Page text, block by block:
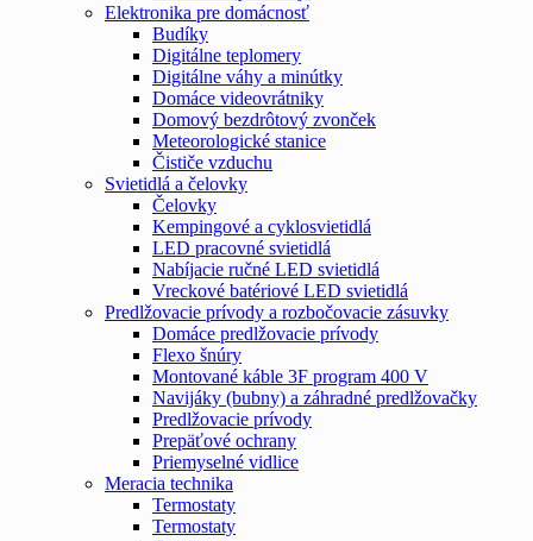
Elektronika pre domácnosť
Budíky
Digitálne teplomery
Digitálne váhy a minútky
Domáce videovrátniky
Domový bezdrôtový zvonček
Meteorologické stanice
Čističe vzduchu
Svietidlá a čelovky
Čelovky
Kempingové a cyklosvietidlá
LED pracovné svietidlá
Nabíjacie ručné LED svietidlá
Vreckové batériové LED svietidlá
Predlžovacie prívody a rozbočovacie zásuvky
Domáce predlžovacie prívody
Flexo šnúry
Montované káble 3F program 400 V
Navijáky (bubny) a záhradné predlžovačky
Predlžovacie prívody
Prepäťové ochrany
Priemyselné vidlice
Meracia technika
Termostaty
Termostaty